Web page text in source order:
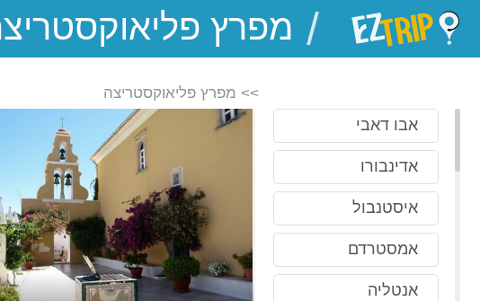
EZTrip
/
אבו דאבי
אדינבורו
איסטנבול
אמסטרדם
אנטליה
>> מפרץ פליאוקסטריצה